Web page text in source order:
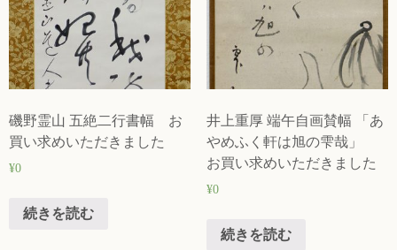
磯野霊山 五絶二行書幅 お
買い求めいただきました
¥0
続きを読む
井上重厚 端午自画賛幅 「あ
やめふく軒は旭の雫哉」
お買い求めいただきました
¥0
続きを読む